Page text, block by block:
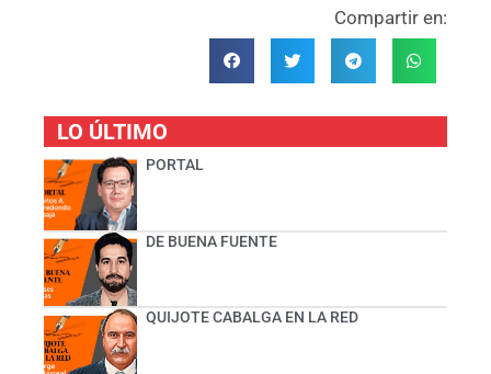
Compartir en:
LO ÚLTIMO
PORTAL
DE BUENA FUENTE
QUIJOTE CABALGA EN LA RED